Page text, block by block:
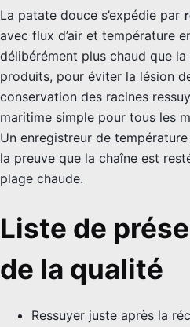
La patate douce s’expédie par
avec flux d’air et température
délibérément plus chaud que
produits, pour éviter la lésion
conservation des racines
maritime simple pour tous les
Un enregistreur de température
la preuve que la chaîne est
plage chaude.
Liste de
de la qualité
Ressuyer juste après la